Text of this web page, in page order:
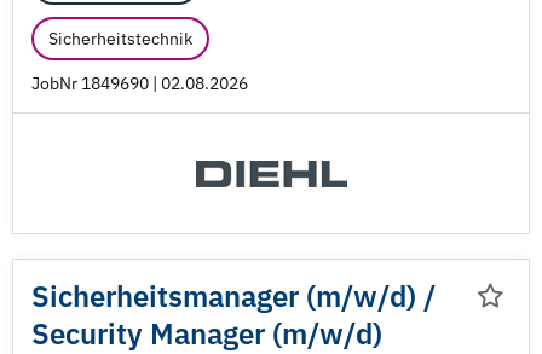
Sicherheitstechnik
JobNr 1849690 | 02.08.2026
Sicherheitsmanager (m/w/d) /
Security Manager (m/w/d)